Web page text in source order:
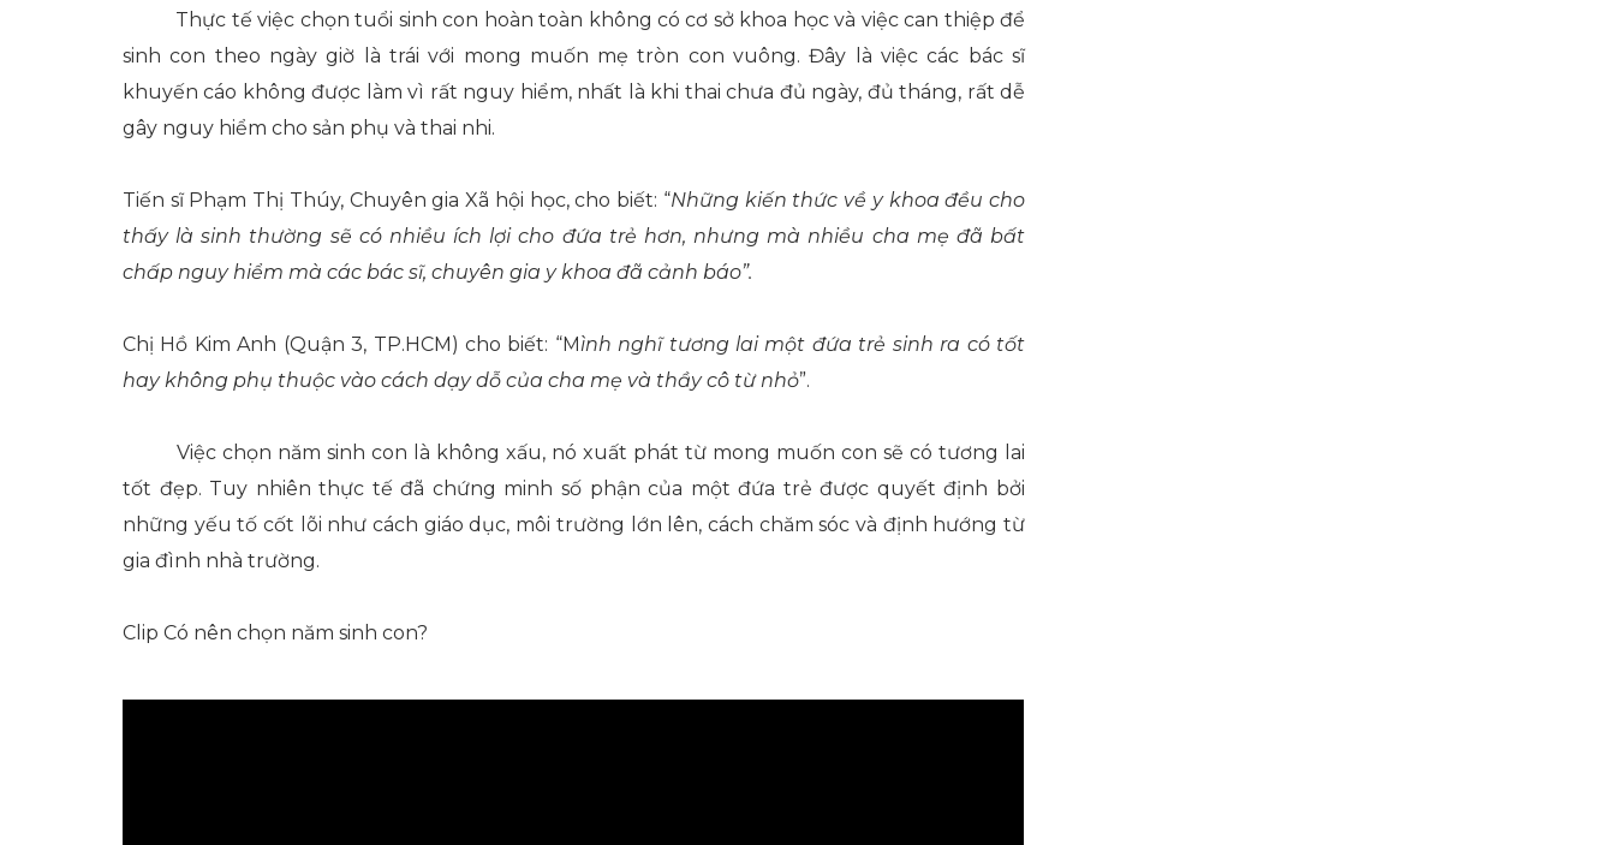
Thực tế việc chọn tuổi sinh con hoàn toàn không có cơ sở khoa học và việc can thiệp để
sinh con theo ngày giờ là trái với mong muốn mẹ tròn con vuông. Đây là việc các bác sĩ
khuyến cáo không được làm vì rất nguy hiểm, nhất là khi thai chưa đủ ngày, đủ tháng, rất dễ
gây nguy hiểm cho sản phụ và thai nhi.
Tiến sĩ Phạm Thị Thúy, Chuyên gia Xã hội học, cho biết: “Những kiến thức về y khoa đều cho
thấy là sinh thường sẽ có nhiều ích lợi cho đứa trẻ hơn, nhưng mà nhiều cha mẹ đã bất
chấp nguy hiểm mà các bác sĩ, chuyên gia y khoa đã cảnh báo”.
Chị Hồ Kim Anh (Quận 3, TP.HCM) cho biết: “Mình nghĩ tương lai một đứa trẻ sinh ra có tốt
hay không phụ thuộc vào cách dạy dỗ của cha mẹ và thầy cô từ nhỏ”.
Việc chọn năm sinh con là không xấu, nó xuất phát từ mong muốn con sẽ có tương lai
tốt đẹp. Tuy nhiên thực tế đã chứng minh số phận của một đứa trẻ được quyết định bởi
những yếu tố cốt lõi như cách giáo dục, môi trường lớn lên, cách chăm sóc và định hướng từ
gia đình nhà trường.
Clip Có nên chọn năm sinh con?